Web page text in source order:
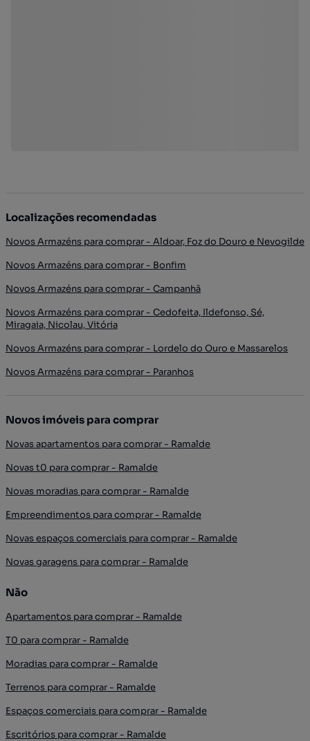
Localizações recomendadas
Novos Armazéns para comprar - Aldoar, Foz do Douro e Nevogilde
Novos Armazéns para comprar - Bonfim
Novos Armazéns para comprar - Campanhã
Novos Armazéns para comprar - Cedofeita, Ildefonso, Sé,
Miragaia, Nicolau, Vitória
Novos Armazéns para comprar - Lordelo do Ouro e Massarelos
Novos Armazéns para comprar - Paranhos
Novos imóveis para comprar
Novas apartamentos para comprar - Ramalde
Novas t0 para comprar - Ramalde
Novas moradias para comprar - Ramalde
Empreendimentos para comprar - Ramalde
Novas espaços comerciais para comprar - Ramalde
Novas garagens para comprar - Ramalde
Não
Apartamentos para comprar - Ramalde
T0 para comprar - Ramalde
Moradias para comprar - Ramalde
Terrenos para comprar - Ramalde
Espaços comerciais para comprar - Ramalde
Escritórios para comprar - Ramalde